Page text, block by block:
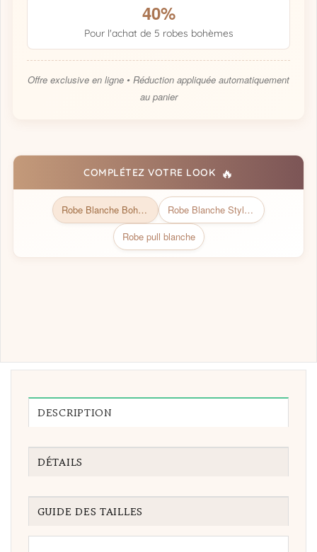
40%
Pour l'achat de 5 robes bohèmes
Offre exclusive en ligne • Réduction appliquée automatiquement
au panier
COMPLÉTEZ VOTRE LOOK 🔥
Robe Blanche Bohème | Collection Bohémienne Chic
Robe Blanche Style Bohème Chic
Robe pull blanche
DESCRIPTION
DÉTAILS
GUIDE DES TAILLES